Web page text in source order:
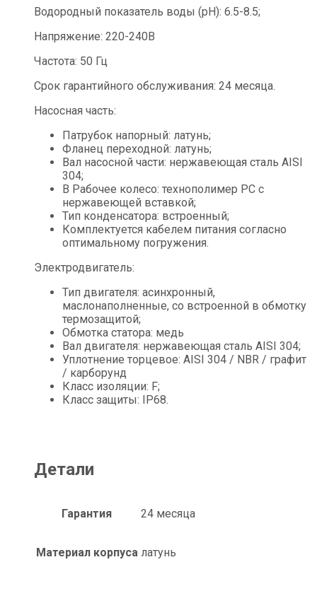
Водородный показатель воды (рН): 6.5-8.5;
Напряжение: 220-240B
Частота: 50 Гц
Срок гарантийного обслуживания: 24 месяца.
Насосная часть:
Патрубок напорный: латунь;
Фланец переходной: латунь;
Вал насосной части: нержавеющая сталь AISI
304;
B Рабочее колесо: технополимер РC с
нержавеющей вставкой;
Тип конденсатора: встроенный;
Комплектуется кабелем питания согласно
оптимальному погружения.
Электродвигатель:
Тип двигателя: асинхронный,
маслонаполненные, со встроенной в обмотку
термозащитой;
Обмотка статора: медь
Вал двигателя: нержавеющая сталь AISI 304;
Уплотнение торцевое: АISI 304 / NBR / графит
/ карборунд
Класс изоляции: F;
Класс защиты: IP68.
Детали
Гарантия 24 месяца
Материал корпуса латунь